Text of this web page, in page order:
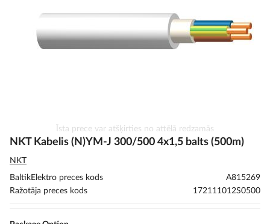
uz
sākumu
Īsta prece var atšķirties no attēlā redzamās
NKT Kabelis (N)YM-J 300/500 4x1,5 balts (500m)
NKT
BaltikElektro preces kods
A815269
Ražotāja preces kods
172111012S0500